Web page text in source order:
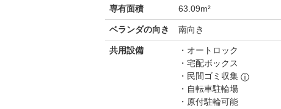
専有面積 63.09m²
ベランダの向き 南向き
共用設備 オートロック
宅配ボックス
民間ゴミ収集 ⓘ
自転車駐輪場
原付駐輪可能